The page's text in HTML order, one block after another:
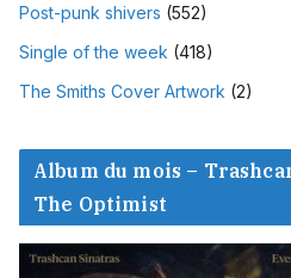
Post-punk shivers (552)
Single of the week (418)
The Smiths Cover Artwork (2)
Album du mois –
The Optimist